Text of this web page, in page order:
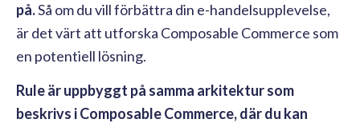
på.Så om du vill förbättra din e-handelsupplevelse,
är det värt att utforska Composable Commerce som
en potentiell lösning.
Rule är uppbyggt på samma arkitektur som
beskrivs i Composable Commerce, där du kan